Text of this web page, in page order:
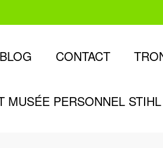
BLOG CONTACT
MUSÉE PERSONNEL STIHL